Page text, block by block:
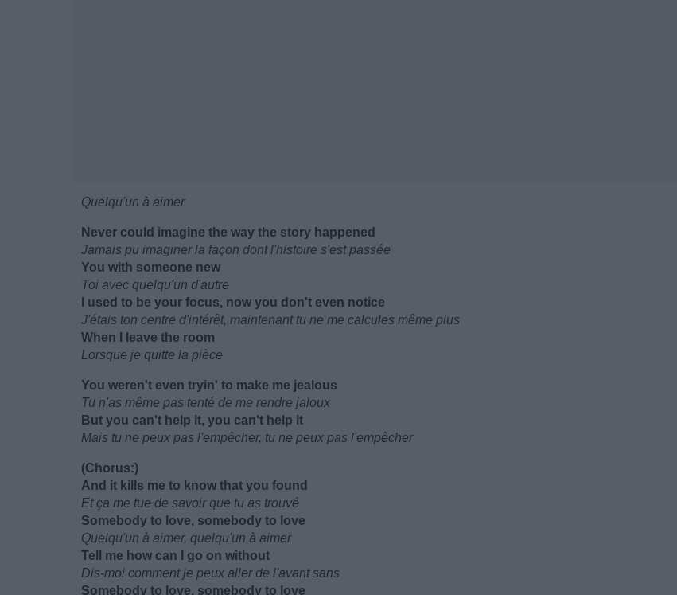
Quelqu'un à aimer
Never could imagine the way the story happened
Jamais pu imaginer la façon dont l'histoire s'est passée
You with someone new
Toi avec quelqu'un d'autre
I used to be your focus, now you don't even notice
J'étais ton centre d'intérêt, maintenant tu ne me calcules même plus
When I leave the room
Lorsque je quitte la pièce
You weren't even tryin' to make me jealous
Tu n'as même pas tenté de me rendre jaloux
But you can't help it, you can't help it
Mais tu ne peux pas l'empêcher, tu ne peux pas l'empêcher
(Chorus:)
And it kills me to know that you found
Et ça me tue de savoir que tu as trouvé
Somebody to love, somebody to love
Quelqu'un à aimer, quelqu'un à aimer
Tell me how can I go on without
Dis-moi comment je peux aller de l'avant sans
Somebody to love, somebody to love